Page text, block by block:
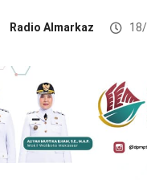
Radio Almarkaz